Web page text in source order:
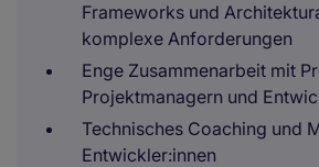
Frameworks und
komplexe Anforderungen
Enge Zusammenarbeit mit
Projektmanagern und
Technisches Coaching und
Entwickler:innen